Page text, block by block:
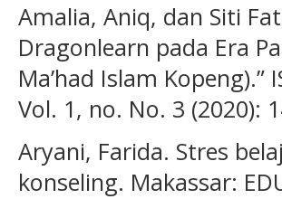
Amalia, Aniq, dan Siti
Dragonlearn pada Era
Ma’had Islam Kopeng).”
Vol. 1, no. No. 3 (2020):
Aryani, Farida. Stres
konseling. Makassar: